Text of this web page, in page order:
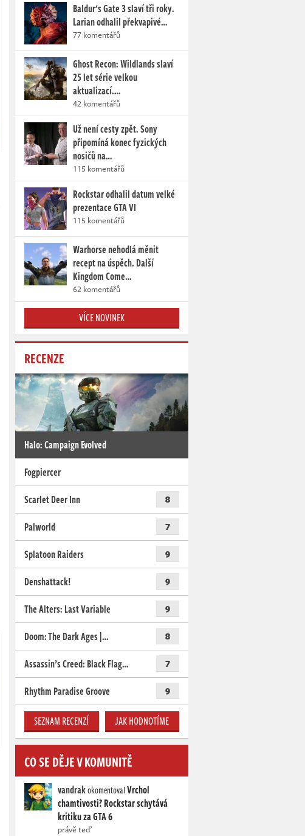
Baldur's Gate 3 slaví tři roky.
Larian odhalil překvapivé…
77 komentářů
Ghost Recon: Wildlands slaví
25 let série velkou
aktualizací.…
42 komentářů
Už není cesty zpět. Sony
připomíná konec fyzických
nosičů na…
115 komentářů
Rockstar odhalil datum velké
prezentace GTA VI
115 komentářů
Warhorse nehodlá měnit
recept na úspěch. Další
Kingdom Come…
62 komentářů
VÍCE NOVINEK
RECENZE
Halo: Campaign Evolved
Fogpiercer
Scarlet Deer Inn
8
Palworld 7
Splatoon Raiders 9
Denshattack! 9
The Alters: Last Variable 9
Doom: The Dark Ages |… 8
Assassin’s Creed: Black Flag… 7
Rhythm Paradise Groove 9
SEZNAM RECENZÍ JAK HODNOTÍME
CO SE DĚJE V KOMUNITĚ
vandrakokomentovalVrchol
chamtivosti? Rockstar schytává
kritiku za GTA 6
právě teď